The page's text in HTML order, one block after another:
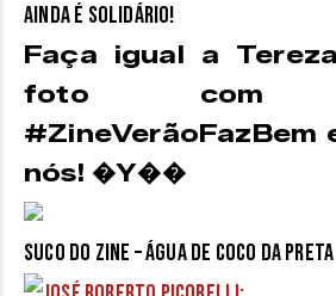
ainda é solidário!
Faça igual a
foto com
#ZineVerãoFazBem
nós! �Y��
Suco do Zine – Água de Coco da Preta